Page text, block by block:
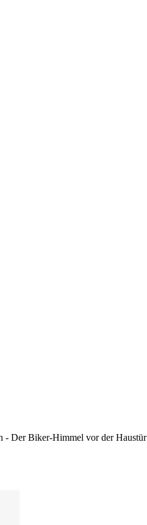
- Der Biker-Himmel vor der